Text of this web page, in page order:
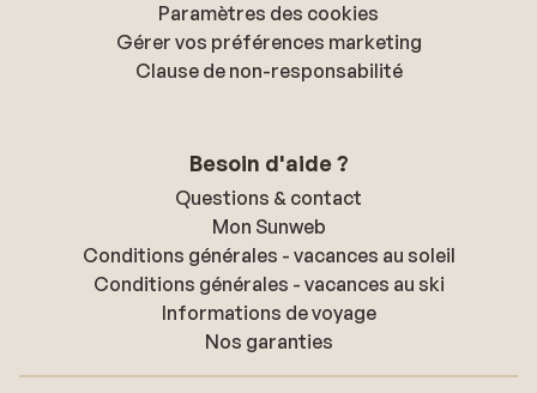
Paramètres des cookies
Gérer vos préférences marketing
Clause de non-responsabilité
Besoin d'aide ?
Questions & contact
Mon Sunweb
Conditions générales - vacances au soleil
Conditions générales - vacances au ski
Informations de voyage
Nos garanties